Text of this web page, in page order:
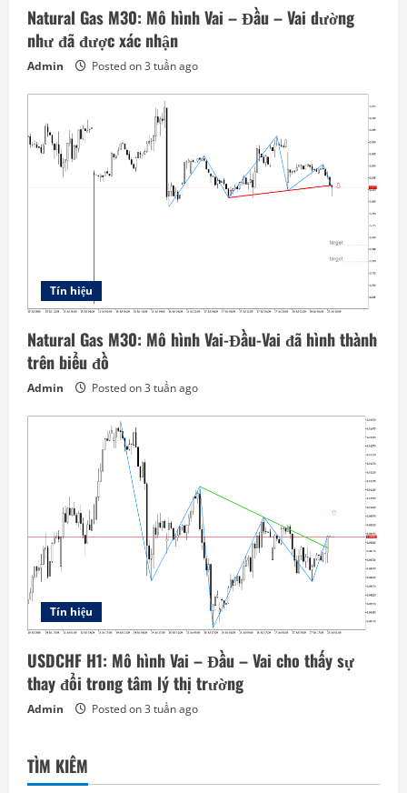
Natural Gas M30: Mô hình Vai – Đầu – Vai dường
như đã được xác nhận
Admin Posted on 3 tuần ago
Tín hiệu
Natural Gas M30: Mô hình Vai-Đầu-Vai đã hình thành
trên biểu đồ
Admin Posted on 3 tuần ago
Tín hiệu
USDCHF H1: Mô hình Vai – Đầu – Vai cho thấy sự
thay đổi trong tâm lý thị trường
Admin Posted on 3 tuần ago
TÌM KIẾM